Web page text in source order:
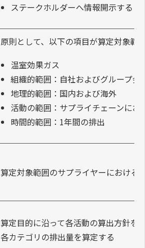
ステークホルダーへ情報開示する
原則として、以下の項目が算定対象範
温室効果ガス
組織的範囲：自社およびグループ会
地理的範囲：国内および海外
活動の範囲：サプライチェーンに
時間的範囲：1年間の排出
算定対象範囲のサプライヤーにおける
算定目的に沿って各活動の算出方針を
各カテゴリの排出量を算定する